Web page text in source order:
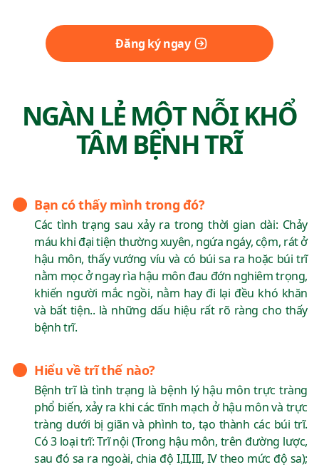
Đăng ký ngay
NGÀN LẺ MỘT NỖI KHỔ
TÂM BỆNH TRĨ
Bạn có thấy mình trong đó?
Các tình trạng sau xảy ra trong thời gian dài: Chảy
máu khi đại tiện thường xuyên, ngứa ngáy, cộm, rát ở
hậu môn, thấy vướng víu và có búi sa ra hoặc búi trĩ
nằm mọc ở ngay rìa hậu môn đau đớn nghiêm trọng,
khiến người mắc ngồi, nằm hay đi lại đều khó khăn
và bất tiện.. là những dấu hiệu rất rõ ràng cho thấy
bệnh trĩ.
Hiểu về trĩ thế nào?
Bệnh trĩ là tình trạng là bệnh lý hậu môn trực tràng
phổ biến, xảy ra khi các tĩnh mạch ở hậu môn và trực
tràng dưới bị giãn và phình to, tạo thành các búi trĩ.
Có 3 loại trĩ: Trĩ nội (Trong hậu môn, trên đường lược,
sau đó sa ra ngoài, chia độ I,II,III, IV theo mức độ sa);